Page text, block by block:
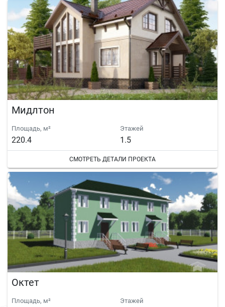
Мидлтон
Площадь, м²
220.4
Этажей
1.5
СМОТРЕТЬ ДЕТАЛИ ПРОЕКТА
Октет
Площадь, м² Этажей